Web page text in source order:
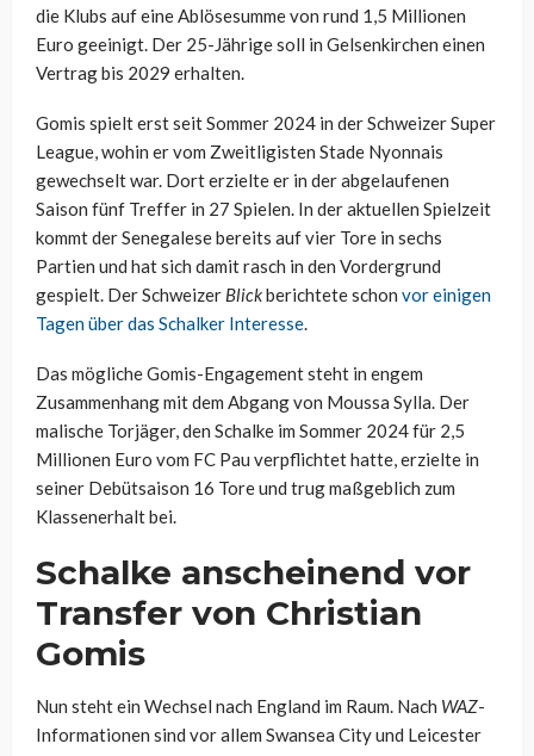
die Klubs auf eine Ablösesumme von rund 1,5 Millionen
Euro geeinigt. Der 25-Jährige soll in Gelsenkirchen einen
Vertrag bis 2029 erhalten.
Gomis spielt erst seit Sommer 2024 in der Schweizer Super
League, wohin er vom Zweitligisten Stade Nyonnais
gewechselt war. Dort erzielte er in der abgelaufenen
Saison fünf Treffer in 27 Spielen. In der aktuellen Spielzeit
kommt der Senegalese bereits auf vier Tore in sechs
Partien und hat sich damit rasch in den Vordergrund
gespielt. Der Schweizer Blickberichtete schon vor einigen
Tagen über das Schalker Interesse.
Das mögliche Gomis-Engagement steht in engem
Zusammenhang mit dem Abgang von Moussa Sylla. Der
malische Torjäger, den Schalke im Sommer 2024 für 2,5
Millionen Euro vom FC Pau verpflichtet hatte, erzielte in
seiner Debütsaison 16 Tore und trug maßgeblich zum
Klassenerhalt bei.
Schalke anscheinend vor
Transfer von Christian
Gomis
Nun steht ein Wechsel nach England im Raum. Nach WAZ-
Informationen sind vor allem Swansea City und Leicester